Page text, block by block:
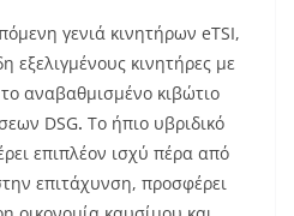
γενιά κινητήρων eTSI,
κινητήρες με
αναβαθμισμένο κιβώτιο
DSG. Το ήπιο υβριδικό
επιπλέον ισχύ πέρα από
επιτάχυνση, προσφέρει